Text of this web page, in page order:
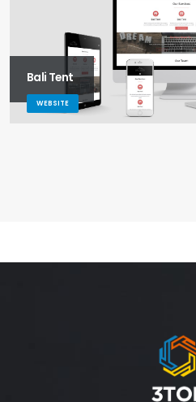
Bali Tent
WEBSITE